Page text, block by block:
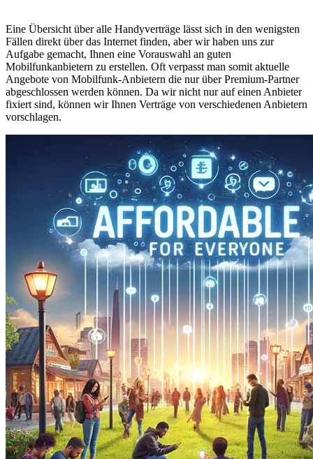
Eine Übersicht über alle Handyverträge lässt sich in den wenigsten
Fällen direkt über das Internet finden, aber wir haben uns zur
Aufgabe gemacht, Ihnen eine Vorauswahl an guten
Mobilfunkanbietern zu erstellen. Oft verpasst man somit aktuelle
Angebote von Mobilfunk-Anbietern die nur über Premium-Partner
abgeschlossen werden können. Da wir nicht nur auf einen Anbieter
fixiert sind, können wir Ihnen Verträge von verschiedenen Anbietern
vorschlagen.